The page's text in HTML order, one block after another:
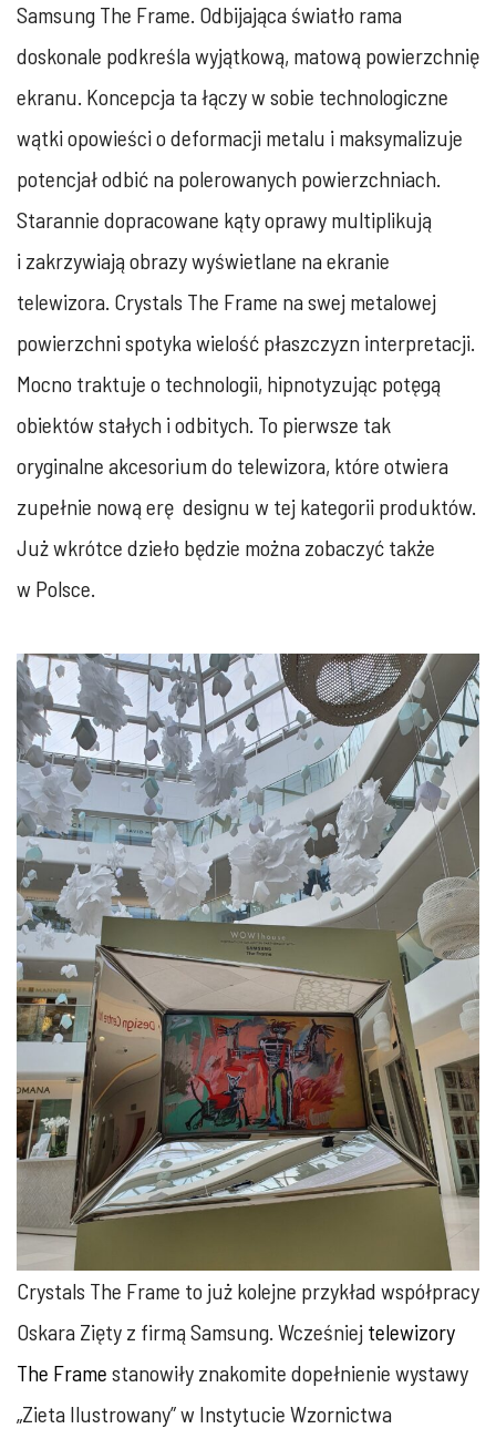
Samsung The Frame. Odbijająca światło rama
doskonale podkreśla wyjątkową, matową powierzchnię
ekranu. Koncepcja ta łączy w sobie technologiczne
wątki opowieści o deformacji metalu i maksymalizuje
potencjał odbić na polerowanych powierzchniach.
Starannie dopracowane kąty oprawy multiplikują
i zakrzywiają obrazy wyświetlane na ekranie
telewizora. Crystals The Frame na swej metalowej
powierzchni spotyka wielość płaszczyzn interpretacji.
Mocno traktuje o technologii, hipnotyzując potęgą
obiektów stałych i odbitych. To pierwsze tak
oryginalne akcesorium do telewizora, które otwiera
zupełnie nową erę designu w tej kategorii produktów.
Już wkrótce dzieło będzie można zobaczyć także
w Polsce.
Crystals The Frame to już kolejne przykład współpracy
Oskara Zięty z firmą Samsung. Wcześniej telewizory
The Frame stanowiły znakomite dopełnienie wystawy
„Zieta Ilustrowany” w Instytucie Wzornictwa